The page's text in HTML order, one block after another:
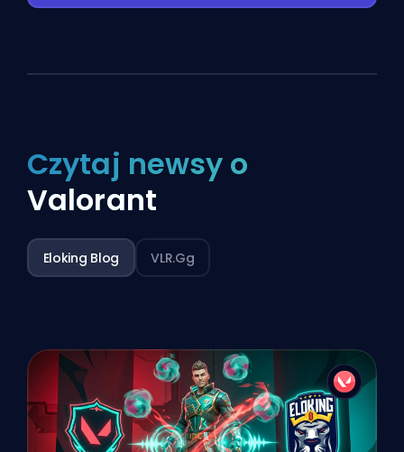
Czytaj newsy o
Valorant
Eloking Blog VLR.gg